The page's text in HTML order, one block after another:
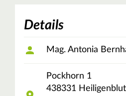
Details
Mag. Antonia
Pockhorn 1
438331